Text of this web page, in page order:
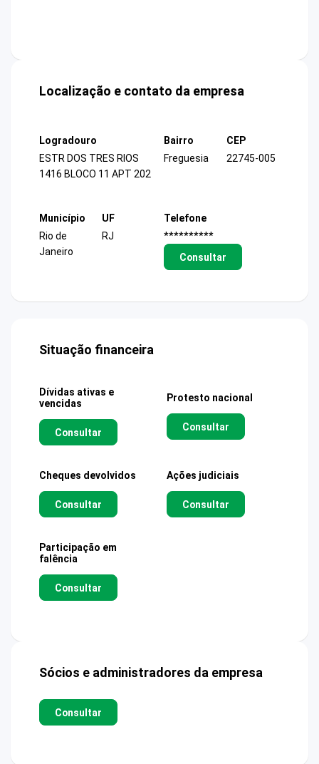
Localização e contato da empresa
Logradouro
ESTR DOS TRES RIOS
1416 BLOCO 11 APT 202
Bairro
Freguesia
CEP
22745-005
Município
Rio de
Janeiro
UF
RJ
Telefone
**********
Consultar
Situação financeira
Dívidas ativas e
vencidas
Consultar
Protesto nacional
Consultar
Cheques devolvidos
Consultar
Ações judiciais
Consultar
Participação em
falência
Consultar
Sócios e administradores da empresa
Consultar